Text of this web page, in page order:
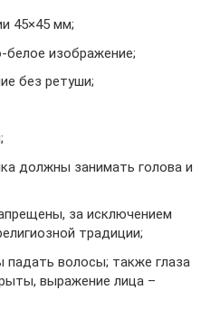
45×45 мм;
белое изображение;
без ретуши;
должны занимать голова и
за исключением
традиции;
падать волосы; также глаза
выражение лица –